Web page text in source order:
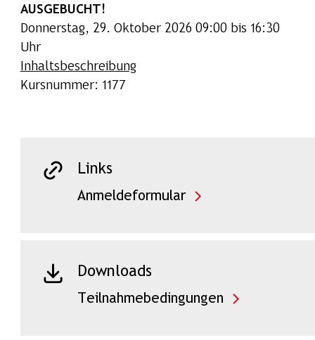
AUSGEBUCHT!
Donnerstag, 29. Oktober 2026 09:00 bis 16:30
Uhr
Inhaltsbeschreibung
Kursnummer: 1177
Links
Anmeldeformular
Downloads
Teilnahmebedingungen